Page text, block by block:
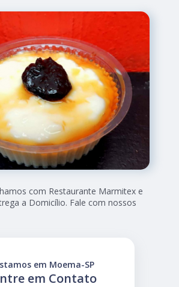
com Restaurante Marmitex e
a Domicílio. Fale com nossos
em Contato
em Moema-SP